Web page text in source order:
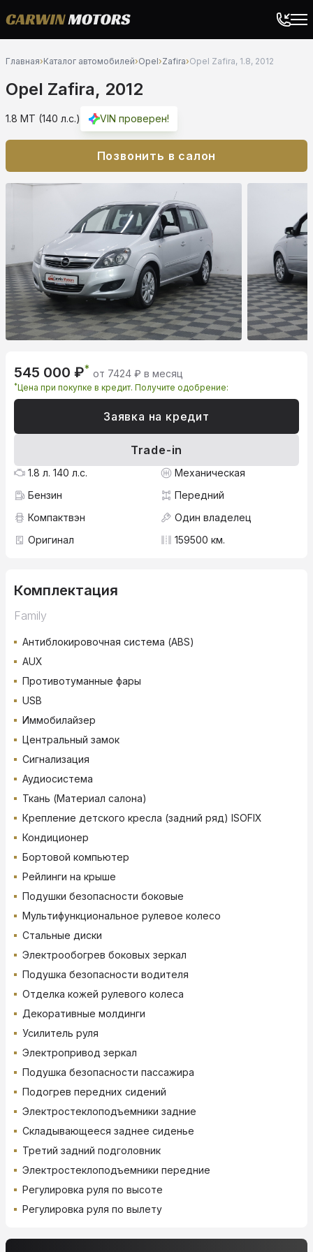
Главная›Каталог автомобилей›Opel›Zafira›Opel Zafira, 1.8, 2012
Opel Zafira, 2012
1.8 MT (140 л.с.) VIN проверен!
Позвонить в салон
545 000 ₽* от 7424 ₽ в месяц
*Цена при покупке в кредит. Получите одобрение:
Заявка на кредит
Trade-in
1.8 л. 140 л.с.
Механическая
Бензин
Передний
Компактвэн
Один владелец
Оригинал
159500 км.
Комплектация
Family
Антиблокировочная система (ABS)
AUX
Противотуманные фары
USB
Иммобилайзер
Центральный замок
Сигнализация
Аудиосистема
Ткань (Материал салона)
Крепление детского кресла (задний ряд) ISOFIX
Кондиционер
Бортовой компьютер
Рейлинги на крыше
Подушки безопасности боковые
Мультифункциональное рулевое колесо
Стальные диски
Электрообогрев боковых зеркал
Подушка безопасности водителя
Отделка кожей рулевого колеса
Декоративные молдинги
Усилитель руля
Электропривод зеркал
Подушка безопасности пассажира
Подогрев передних сидений
Электростеклоподъемники задние
Складывающееся заднее сиденье
Третий задний подголовник
Электростеклоподъемники передние
Регулировка руля по высоте
Регулировка руля по вылету